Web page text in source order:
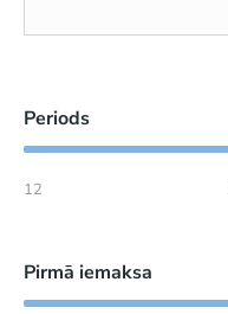
Periods
12
Pirmā iemaksa